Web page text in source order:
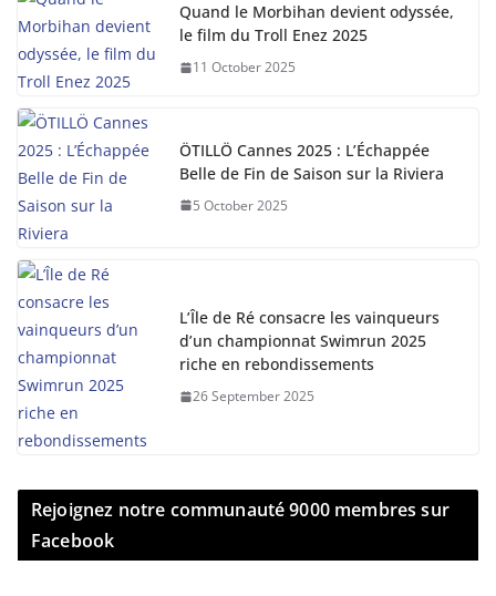
Quand le Morbihan devient odyssée,
le film du Troll Enez 2025
11 October 2025
ÖTILLÖ Cannes 2025 : L’Échappée
Belle de Fin de Saison sur la Riviera
5 October 2025
L’Île de Ré consacre les vainqueurs
d’un championnat Swimrun 2025
riche en rebondissements
26 September 2025
Rejoignez notre communauté 9000 membres sur
Facebook